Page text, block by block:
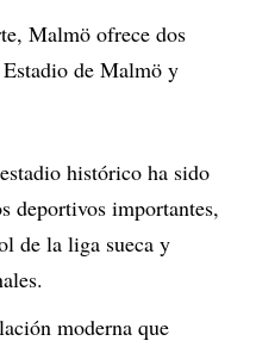
Malmö ofrece dos
de Malmö y
histórico ha sido
deportivos importantes,
de la liga sueca y
moderna que